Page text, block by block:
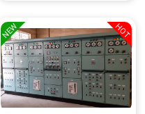
NEW HOT